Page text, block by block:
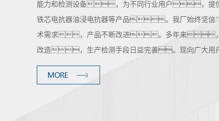
能力和检测设备，为不同行业用户，提
铁芯电抗器油浸电抗器等产品。我厂始终坚信‘
术需求，产品不断改进。多年来，
改造，生产检测手段日益完善。现向广大用